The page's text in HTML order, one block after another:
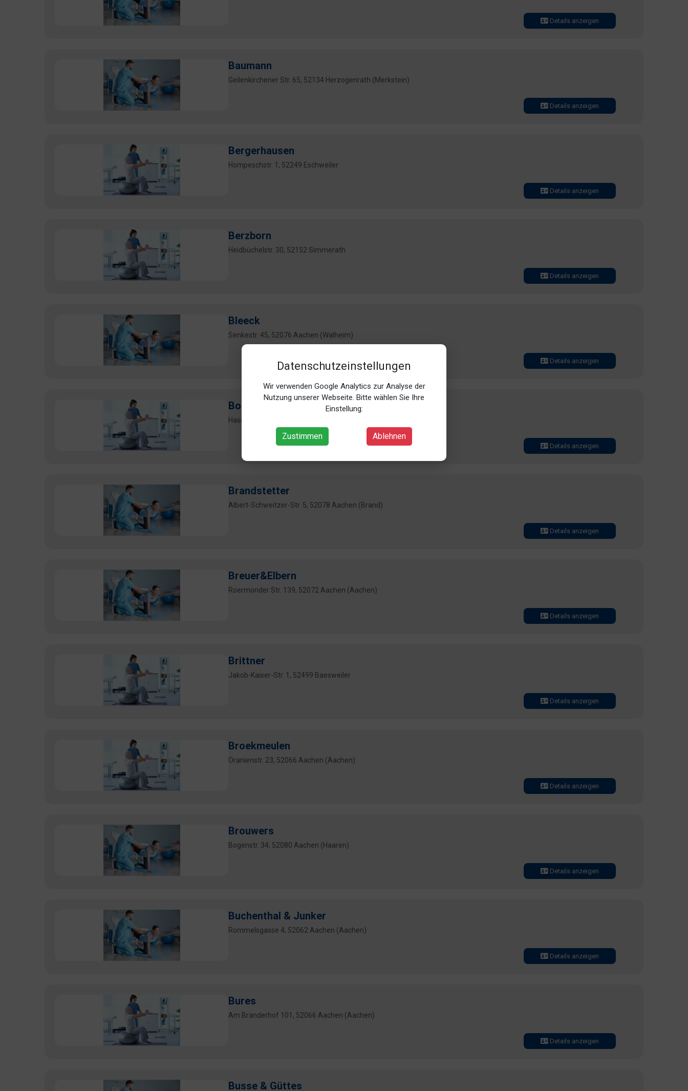
Datenschutzeinstellungen
Wir verwenden Google Analytics zur Analyse der
Nutzung unserer Webseite. Bitte wählen Sie Ihre
Einstellung:
Zustimmen Ablehnen
Details anzeigen
Baumann
Geilenkirchener Str. 65, 52134 Herzogenrath (Merkstein)
Details anzeigen
Bergerhausen
Hompeschstr. 1, 52249 Eschweiler
Details anzeigen
Berzborn
Heidbüchelstr. 30, 52152 Simmerath
Details anzeigen
Bleeck
Senkestr. 45, 52076 Aachen (Walheim)
Details anzeigen
Born
Hasenfeld 32, 52066 Aachen (Aachen)
Details anzeigen
Brandstetter
Albert-Schweitzer-Str. 5, 52078 Aachen (Brand)
Details anzeigen
Breuer&Elbern
Roermonder Str. 139, 52072 Aachen (Aachen)
Details anzeigen
Brittner
Jakob-Kaiser-Str. 1, 52499 Baesweiler
Details anzeigen
Broekmeulen
Oranienstr. 23, 52066 Aachen (Aachen)
Details anzeigen
Brouwers
Bogenstr. 34, 52080 Aachen (Haaren)
Details anzeigen
Buchenthal & Junker
Rommelsgasse 4, 52062 Aachen (Aachen)
Details anzeigen
Bures
Am Branderhof 101, 52066 Aachen (Aachen)
Details anzeigen
Busse & Güttes